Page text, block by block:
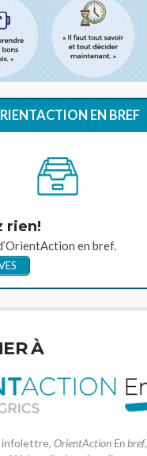
EN BREF
rien!
en bref.
À
infolettre, OrientAction En bref